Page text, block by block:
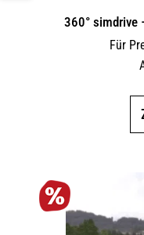
360° simdrive
Für